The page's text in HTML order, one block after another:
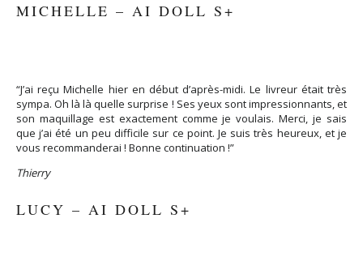
MICHELLE – AI DOLL S+
“J’ai reçu Michelle hier en début d’après-midi. Le livreur était très
sympa. Oh là là quelle surprise ! Ses yeux sont impressionnants, et
son maquillage est exactement comme je voulais. Merci, je sais
que j’ai été un peu difficile sur ce point. Je suis très heureux, et je
vous recommanderai ! Bonne continuation !”
Thierry
LUCY – AI DOLL S+